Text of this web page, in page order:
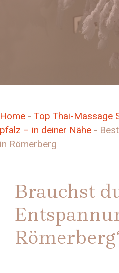
Home - Top Thai-Massage
pfalz – in deiner Nähe -
in Römerberg
Brauchst